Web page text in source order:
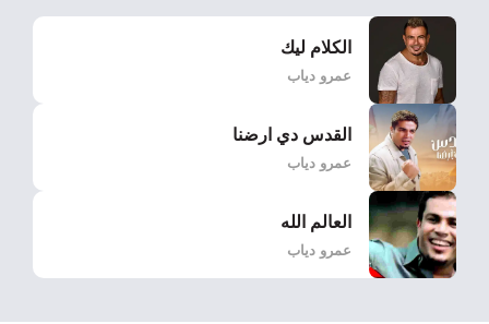
الكلام ليك
عمرو دياب
القدس دي ارضنا
عمرو دياب
العالم الله
عمرو دياب